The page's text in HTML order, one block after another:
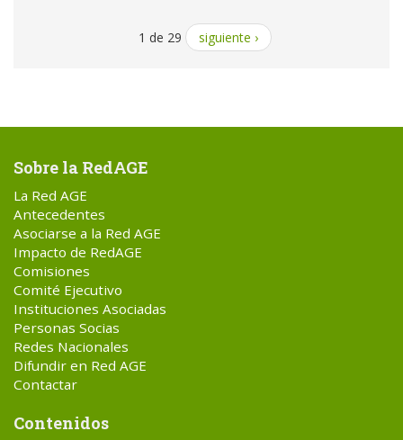
1 de 29 siguiente ›
Sobre la RedAGE
La Red AGE
Antecedentes
Asociarse a la Red AGE
Impacto de RedAGE
Comisiones
Comité Ejecutivo
Instituciones Asociadas
Personas Socias
Redes Nacionales
Difundir en Red AGE
Contactar
Contenidos